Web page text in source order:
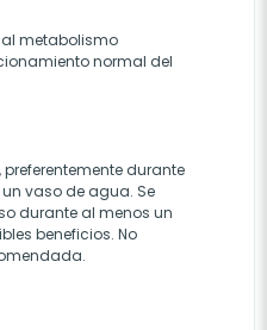
al metabolismo
normal del
durante
vaso de agua. Se
durante al menos un
beneficios. No